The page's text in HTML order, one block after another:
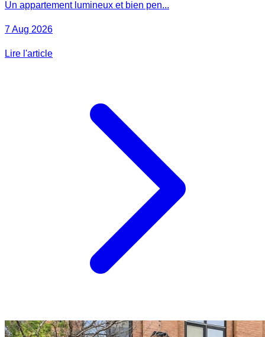
Un appartement lumineux et bien pen...
7 Aug 2026
Lire l'article